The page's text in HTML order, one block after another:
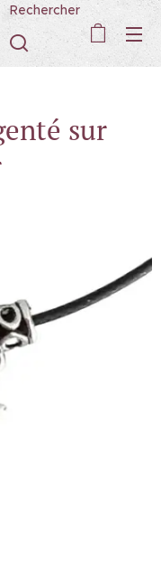
Rechercher
sur